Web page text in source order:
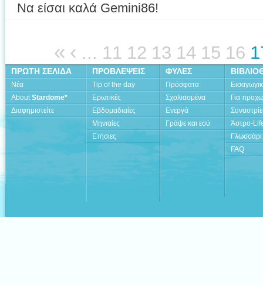
Να είσαι καλά Gemini86!
« ‹ ... 11 12 13 14 15 16
ΠΡΩΤΗ ΣΕΛΙΔΑ
Νέα
AboutStardome*
Διαφημιστείτε
ΠΡΟΒΛΕΨΕΙΣ
Tip of the day
Ερωτικές
Εβδομαδιαίες
Μηνιαίες
Ετήσιες
ΦΥΛΕΣ
Πρόσφατα
Σχολιασμένα
Ενεργά
Γράψε και εσύ
Για
Άστρο-
Γλωσσάρι
FAQ